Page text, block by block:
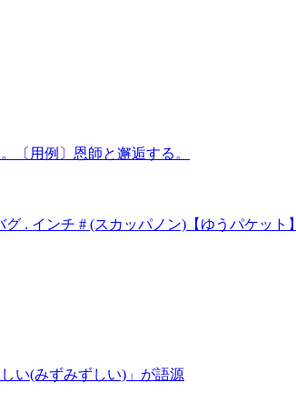
〔用例〕恩師と邂逅する。
. インチ # (スカッパノン)【ゆうパケット】
い(みずみずしい)」が語源